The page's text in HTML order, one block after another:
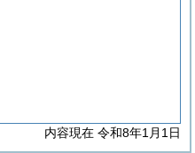
内容現在 令和8年1月1日